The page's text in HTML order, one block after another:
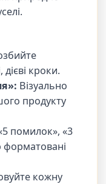
кроки.
Візуально
продукту
помилок», «3
форматовані
кожну